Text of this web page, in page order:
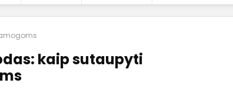
kaip sutaupyti